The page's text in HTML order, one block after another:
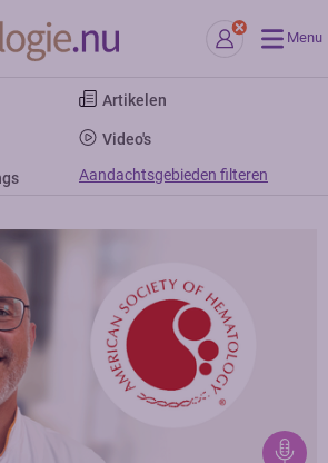
Menu
Artikelen
Video's
Aandachtsgebieden filteren